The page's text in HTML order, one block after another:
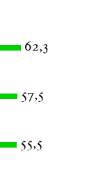
62,3
57,5
55,5